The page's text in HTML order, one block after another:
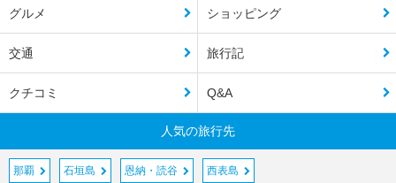
グルメ ショッピング
交通 旅行記
クチコミ Q&A
人気の旅行先
那覇 石垣島 恩納・読谷 西表島